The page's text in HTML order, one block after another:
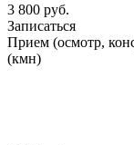
3 800 руб.
Записаться
Прием (осмотр,
(кмн)